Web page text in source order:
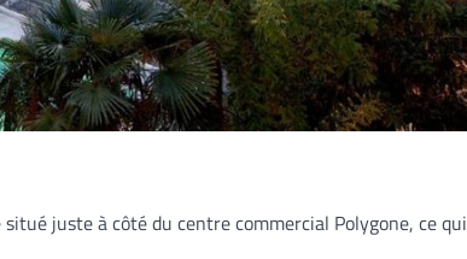
juste à côté du centre commercial Polygone, ce qui